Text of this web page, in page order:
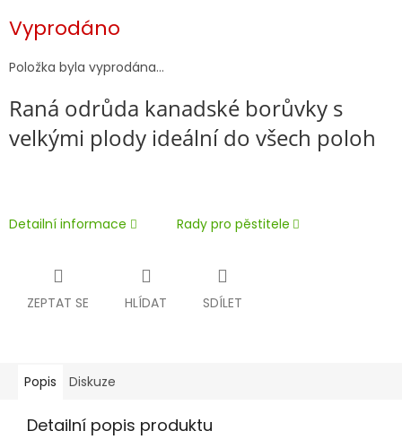
Vyprodáno
Položka byla vyprodána…
Raná odrůda kanadské borůvky s
velkými plody ideální do všech poloh
Detailní informace Rady pro pěstitele
ZEPTAT SE HLÍDAT SDÍLET
Popis Diskuze
Detailní popis produktu